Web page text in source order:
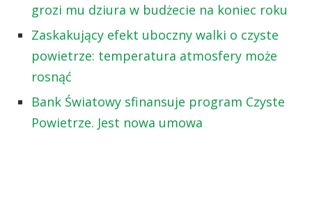
grozi mu dziura w budżecie na koniec roku
Zaskakujący efekt uboczny walki o czyste
powietrze: temperatura atmosfery może
rosnąć
Bank Światowy sfinansuje program Czyste
Powietrze. Jest nowa umowa